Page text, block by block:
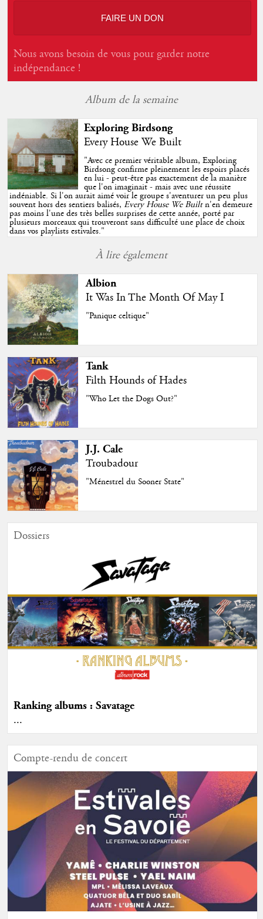
FAIRE UN DON
Nous avons besoin de vous pour garder notre
indépendance !
Album de la semaine
Exploring Birdsong
Every House We Built
"Avec ce premier véritable album, Exploring
Birdsong confirme pleinement les espoirs placés
en lui - peut-être pas exactement de la manière
que l'on imaginait - mais avec une réussite
indéniable. Si l'on aurait aimé voir le groupe s'aventurer un peu plus
souvent hors des sentiers balisés,Every House We Builtn'en demeure
pas moins l'une des très belles surprises de cette année, porté par
plusieurs morceaux qui trouveront sans difficulté une place de choix
dans vos playlists estivales."
À lire également
Albion
It Was In The Month Of May I
"Panique celtique"
Tank
Filth Hounds of Hades
"Who Let the Dogs Out?"
J.J. Cale
Troubadour
"Ménestrel du Sooner State"
Dossiers
Ranking albums : Savatage
...
Compte-rendu de concert